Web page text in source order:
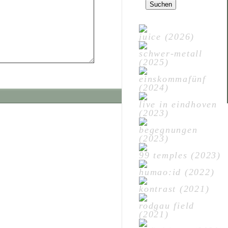
nach:
juice (2026)
schwer-metall
(2025)
einskommafünf
(2024)
live in eindhoven
(2023)
begegnungen
(2023)
99 temples (2023)
humao:id (2022)
kontrast (2021)
rodgau field
(2021)